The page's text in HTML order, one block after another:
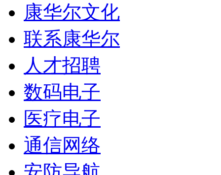
康华尔文化
联系康华尔
人才招聘
数码电子
医疗电子
通信网络